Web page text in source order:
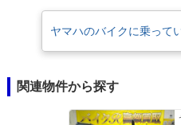
ヤマハのバイクに乗って
関連物件から探す